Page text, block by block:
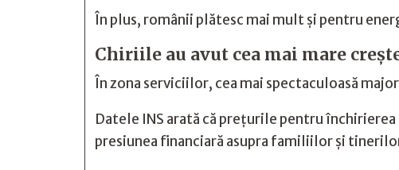
În plus, românii plătesc mai mult și pentru
Chiriile au avut cea mai mare
În zona serviciilor, cea mai spectaculoasă
Datele INS arată că prețurile pentru
presiunea financiară asupra familiilor și